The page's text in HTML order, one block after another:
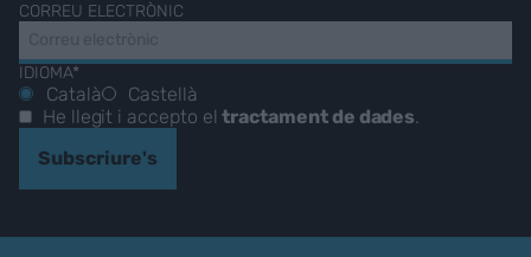
CORREU ELECTRÒNIC
IDIOMA*
Català
Castellà
He llegit i accepto eltractament de dades.
Subscriure's